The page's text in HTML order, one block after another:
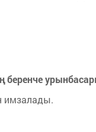
беренче
имзалады.